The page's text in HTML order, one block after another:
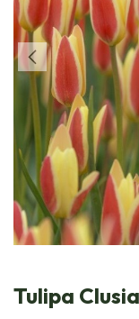
Tulipa